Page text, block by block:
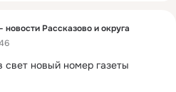
новости Рассказово и округа
свет новый номер газеты